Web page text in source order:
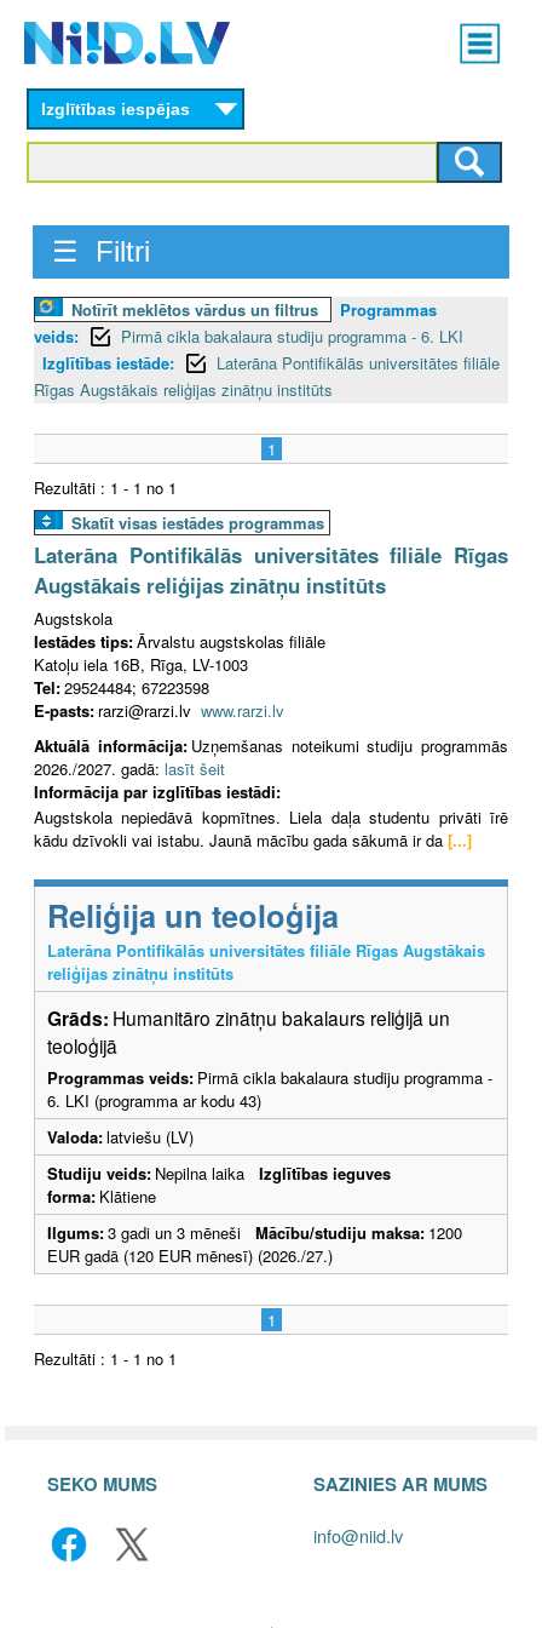
content
Main
menu
Izglītības iespējas
☰ Filtri
Notīrīt meklētos vārdus un filtrus
Programmas
veids:
Pirmā cikla bakalaura studiju programma - 6. LKI
Izglītības iestāde:
Laterāna Pontifikālās universitātes filiāle
Rīgas Augstākais reliģijas zinātņu institūts
1
Rezultāti : 1 - 1 no 1
Skatīt visas iestādes programmas
Laterāna Pontifikālās universitātes filiāle Rīgas
Augstākais reliģijas zinātņu institūts
Augstskola
Iestādes tips:Ārvalstu augstskolas filiāle
Katoļu iela 16B, Rīga, LV-1003
Tel:29524484; 67223598
E-pasts: rarzi@rarzi.lv www.rarzi.lv
Aktuālā informācija: Uzņemšanas noteikumi studiju programmās
2026./2027. gadā: lasīt šeit
Informācija par izglītības iestādi:
Augstskola nepiedāvā kopmītnes. Liela daļa studentu privāti īrē
kādu dzīvokli vai istabu. Jaunā mācību gada sākumā ir da [...]
Reliģija un teoloģija
Laterāna Pontifikālās universitātes filiāle Rīgas Augstākais
reliģijas zinātņu institūts
Grāds: Humanitāro zinātņu bakalaurs reliģijā un
teoloģijā
Programmas veids: Pirmā cikla bakalaura studiju programma -
6. LKI (programma ar kodu 43)
Valoda:latviešu (LV)
Studiju veids: Nepilna laika Izglītības ieguves
forma: Klātiene
Ilgums:3 gadi un 3 mēneši Mācību/studiju maksa: 1200
EUR gadā (120 EUR mēnesī) (2026./27.)
1
Rezultāti : 1 - 1 no 1
SEKO MUMS SAZINIES AR MUMS
info@niid.lv